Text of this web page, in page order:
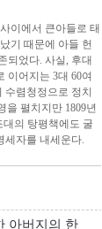
이에서 큰아들로 태
기 때문에 아들 헌
되었다. 사실, 후대
이어지는 3대 60여
렴청정으로 정치
을 펼치지만 1809년
의 탕평책에도 굴
세자를 내세운다.
아버지의 한